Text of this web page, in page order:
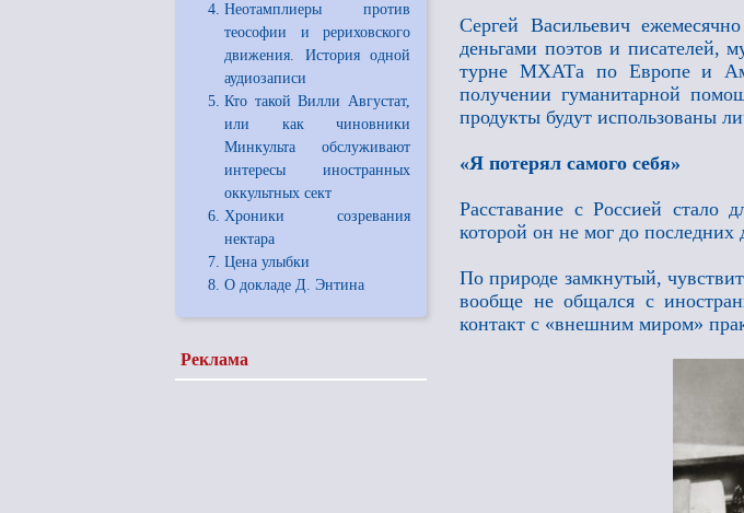
Неотамплиеры против
теософии и рериховского
движения. История одной
аудиозаписи
Кто такой Вилли Августат,
или как чиновники
Минкульта обслуживают
интересы иностранных
оккультных сект
Хроники созревания
нектара
Цена улыбки
О докладе Д. Энтина
Реклама
Сергей Васильевич
деньгами поэтов и писателей,
турне МХАТа по Европе и
получении гуманитарной
продукты будут использованы
«Я потерял самого себя»
Расставание с Россией стало
которой он не мог до последних
По природе замкнутый,
вообще не общался с
контакт с «внешним миром»